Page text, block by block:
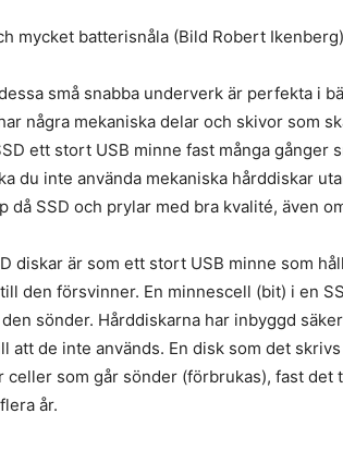
mycket batterisnåla (Bild Robert Ikenberg)
små snabba underverk är perfekta i
några mekaniska delar och skivor som
ett stort USB minne fast många gånger
du inte använda mekaniska hårddiskar
då SSD och prylar med bra kvalité, även
diskar är som ett stort USB minne som
den försvinner. En minnescell (bit) i en
sönder. Hårddiskarna har inbyggd
att de inte används. En disk som det
som går sönder (förbrukas), fast det
år.